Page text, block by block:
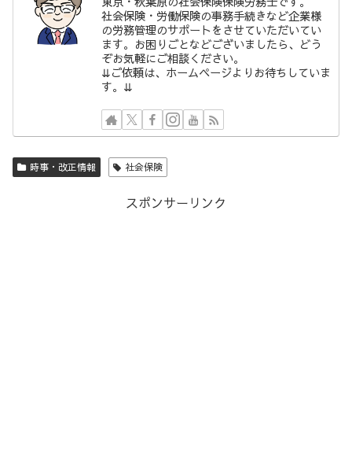
社会保険・労働保険の事務手続きなど企業様
の労務管理のサポートをさせていただいてい
ます。お困りごとなどございましたら、どう
ぞお気軽にご相談ください。
⇊ご依頼は、ホームページよりお待ちしていま
す。⇊
時事・改正情報 社会保険
スポンサーリンク